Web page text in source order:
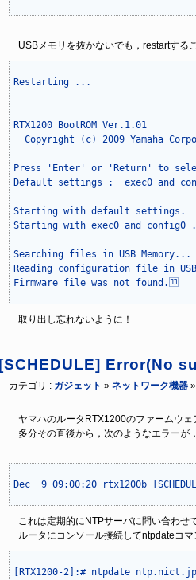
USBメモリを抜かないでも，restartする
Restarting ...
RTX1200 BootROM Ver.1.01
Copyright (c) 2009 Yamaha
Press 'Enter' or 'Return' to
Default settings :  exec0 and
Starting with default settings.
Starting with exec0 and config0
Searching files in USB Memory...
Reading configuration file in USB
取り出し忘れないように！
[SCHEDULE] Error(No
カテゴリ : ガジェット » ネットワーク機器
ヤマハのルータRTX1200のファームウ
多分その直後から，次のようなエラーが
これは定期的にNTPサーバに問い合わせ
ルータにコンソール接続してntpdateコマ
[RTX1200-2]:# ntpdate